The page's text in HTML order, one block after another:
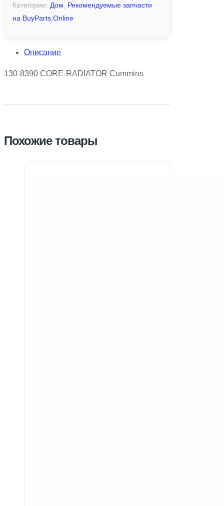
Категории: Дом
Рекомендуемые запчасти
на BuyParts.Online
Описание
130-8390 CORE-RADIATOR Cummins
Похожие товары